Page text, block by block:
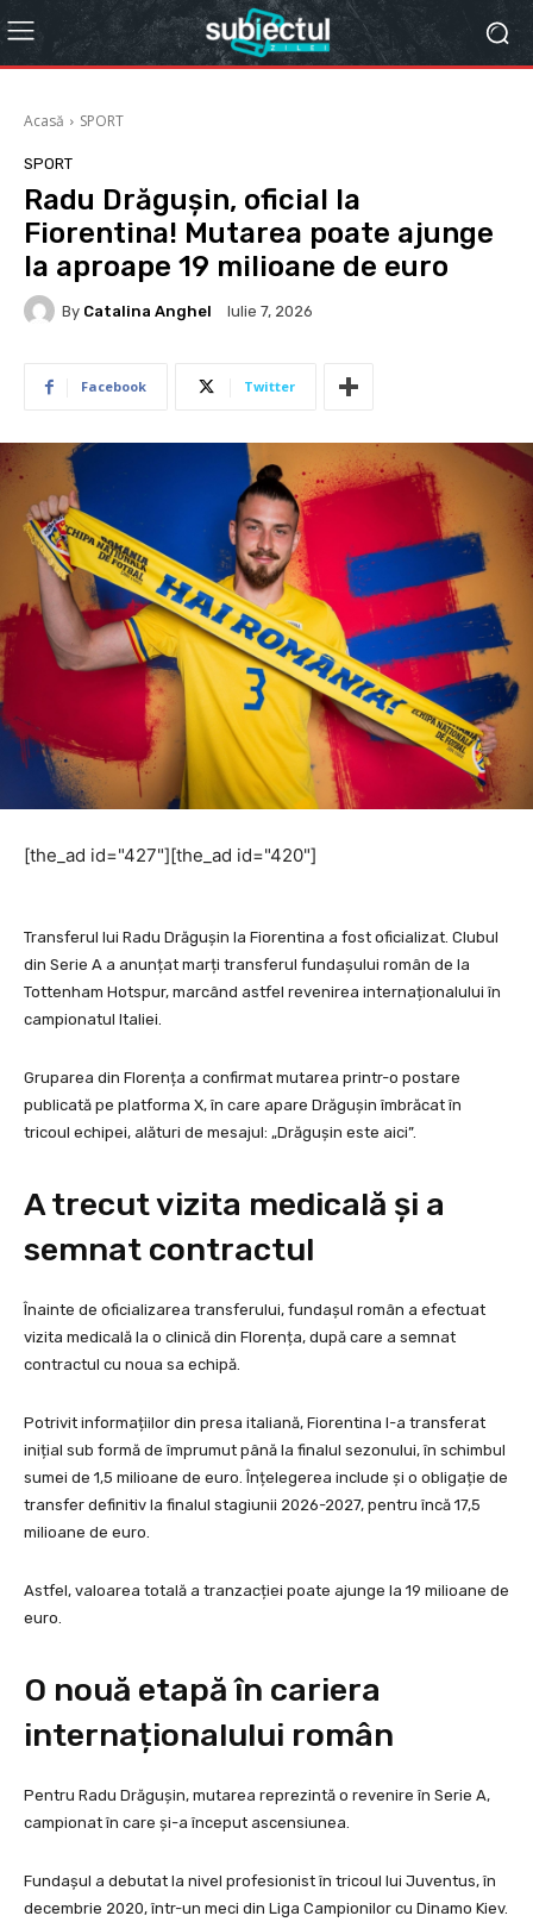
Acasă SPORT
SPORT
Radu Drăgușin, oficial la
Fiorentina! Mutarea poate ajunge
la aproape 19 milioane de euro
By Catalina Anghel Iulie 7, 2026
Facebook Twitter
[the_ad id="427"][the_ad id="420"]
Transferul lui Radu Drăgușin la Fiorentina a fost oficializat. Clubul
din Serie A a anunțat marți transferul fundașului român de la
Tottenham Hotspur, marcând astfel revenirea internaționalului în
campionatul Italiei.
Gruparea din Florența a confirmat mutarea printr-o postare
publicată pe platforma X, în care apare Drăgușin îmbrăcat în
tricoul echipei, alături de mesajul: „Drăgușin este aici”.
A trecut vizita medicală și a
semnat contractul
Înainte de oficializarea transferului, fundașul român a efectuat
vizita medicală la o clinică din Florența, după care a semnat
contractul cu noua sa echipă.
Potrivit informațiilor din presa italiană, Fiorentina l-a transferat
inițial sub formă de împrumut până la finalul sezonului, în schimbul
sumei de 1,5 milioane de euro. Înțelegerea include și o obligație de
transfer definitiv la finalul stagiunii 2026-2027, pentru încă 17,5
milioane de euro.
Astfel, valoarea totală a tranzacției poate ajunge la 19 milioane de
euro.
O nouă etapă în cariera
internaționalului român
Pentru Radu Drăgușin, mutarea reprezintă o revenire în Serie A,
campionat în care și-a început ascensiunea.
Fundașul a debutat la nivel profesionist în tricoul lui Juventus, în
decembrie 2020, într-un meci din Liga Campionilor cu Dinamo Kiev.